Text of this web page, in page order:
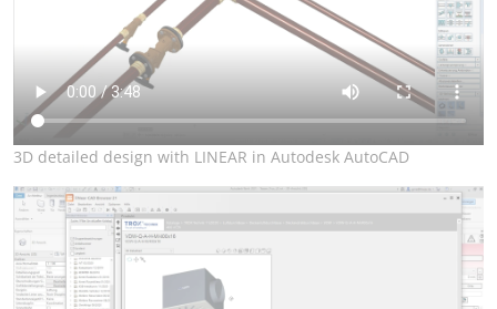
3D detailed design with LINEAR in Autodesk AutoCAD